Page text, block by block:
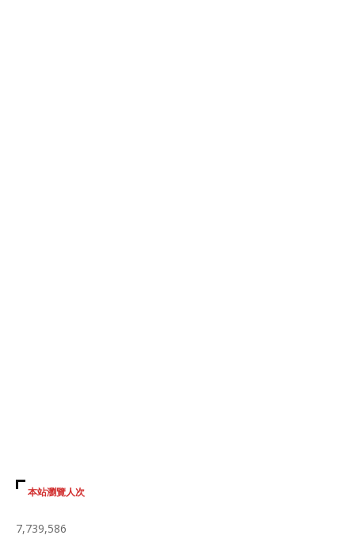
本站瀏覽人次
7,739,586